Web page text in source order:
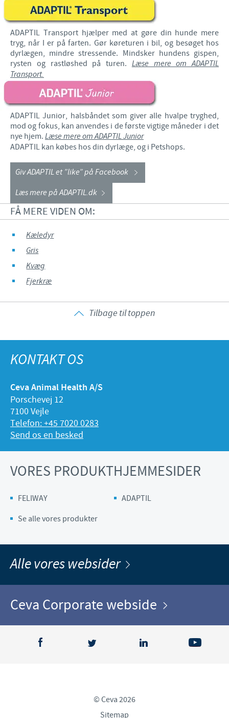
ADAPTIL Transport hjælper med at gøre din hunde mere
tryg, når I er på farten. Gør køreturen i bil, og besøget hos
dyrlægen, mindre stressende. Mindsker hundens gispen,
rysten og rastløshed på turen. Læse mere om ADAPTIL
Transport.
ADAPTIL Junior, halsbåndet som giver alle hvalpe tryghed,
mod og fokus, kan anvendes i de første vigtige måneder i det
nye hjem. Læse mere om ADAPTIL Junior
ADAPTIL kan købes hos din dyrlæge, og i Petshops.
Giv ADAPTIL et ”like” på Facebook
Læs mere på ADAPTIL.dk
FÅ MERE VIDEN OM:
Kæledyr
Gris
Kvæg
Fjerkræ
Tilbage til toppen
KONTAKT OS
Ceva Animal Health A/S
Porschevej 12
7100 Vejle
Telefon: +45 7020 0283
Send os en besked
VORES PRODUKTHJEMMESIDER
FELIWAY
ADAPTIL
Se alle vores produkter
Alle vores websider
Ceva Corporate webside
© Ceva 2026
Sitemap